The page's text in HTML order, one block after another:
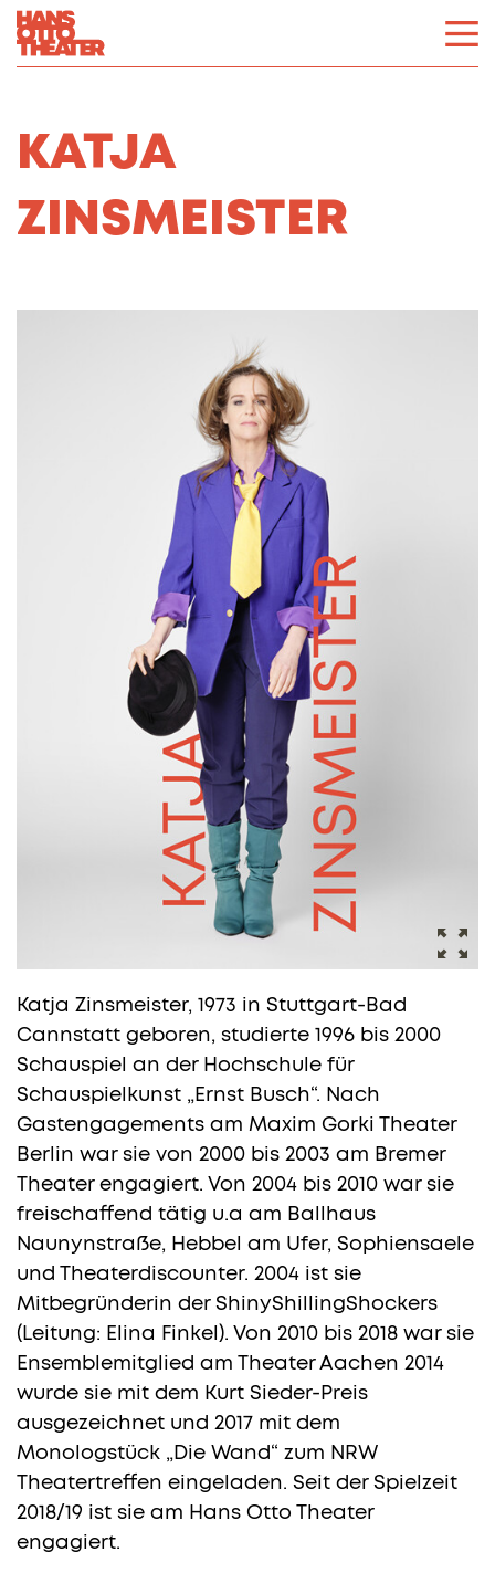
KATJA
ZINSMEISTER
Katja Zinsmeister, 1973 in Stuttgart-Bad
Cannstatt geboren, studierte 1996 bis 2000
Schauspiel an der Hochschule für
Schauspielkunst „Ernst Busch“. Nach
Gastengagements am Maxim Gorki Theater
Berlin war sie von 2000 bis 2003 am Bremer
Theater engagiert. Von 2004 bis 2010 war sie
freischaffend tätig u.a am Ballhaus
Naunynstraße, Hebbel am Ufer, Sophiensaele
und Theaterdiscounter. 2004 ist sie
Mitbegründerin der ShinyShillingShockers
(Leitung: Elina Finkel). Von 2010 bis 2018 war sie
Ensemblemitglied am Theater Aachen 2014
wurde sie mit dem Kurt Sieder-Preis
ausgezeichnet und 2017 mit dem
Monologstück „Die Wand“ zum NRW
Theatertreffen eingeladen. Seit der Spielzeit
2018/19 ist sie am Hans Otto Theater
engagiert.